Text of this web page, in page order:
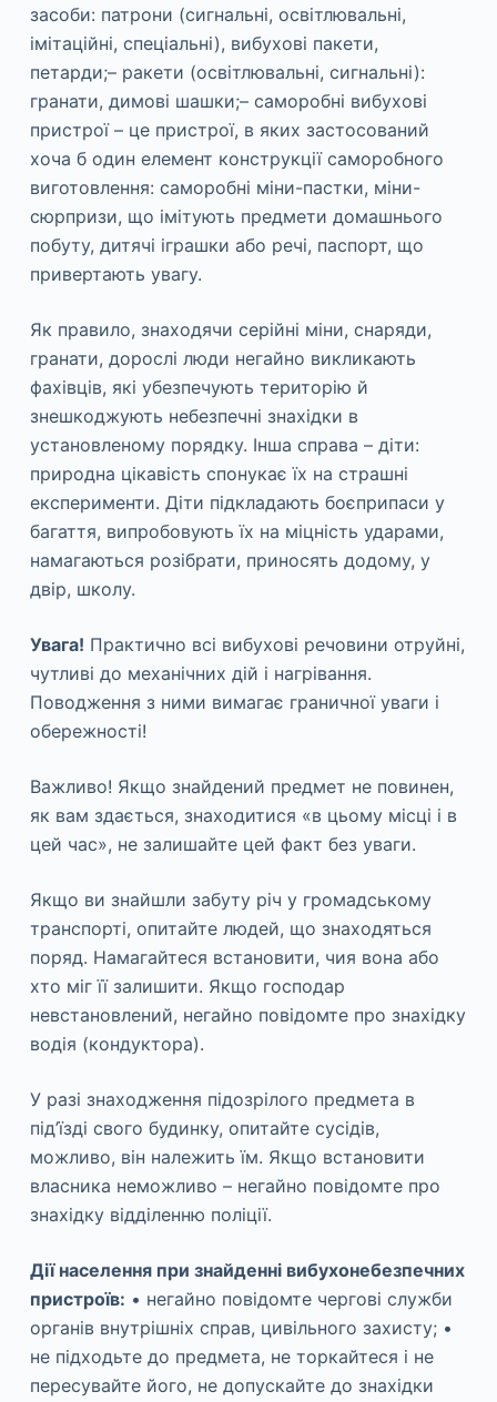
засоби: патрони (сигнальні, освітлювальні,
імітаційні, спеціальні), вибухові пакети,
петарди;– ракети (освітлювальні, сигнальні):
гранати, димові шашки;– саморобні вибухові
пристрої – це пристрої, в яких застосований
хоча б один елемент конструкції саморобного
виготовлення: саморобні міни-пастки, міни-
сюрпризи, що імітують предмети домашнього
побуту, дитячі іграшки або речі, паспорт, що
привертають увагу.
Як правило, знаходячи серійні міни, снаряди,
гранати, дорослі люди негайно викликають
фахівців, які убезпечують територію й
знешкоджують небезпечні знахідки в
установленому порядку. Інша справа – діти:
природна цікавість спонукає їх на страшні
експерименти. Діти підкладають боєприпаси у
багаття, випробовують їх на міцність ударами,
намагаються розібрати, приносять додому, у
двір, школу.
Увага! Практично всі вибухові речовини отруйні,
чутливі до механічних дій і нагрівання.
Поводження з ними вимагає граничної уваги і
обережності!
Важливо! Якщо знайдений предмет не повинен,
як вам здається, знаходитися «в цьому місці і в
цей час», не залишайте цей факт без уваги.
Якщо ви знайшли забуту річ у громадському
транспорті, опитайте людей, що знаходяться
поряд. Намагайтеся встановити, чия вона або
хто міг її залишити. Якщо господар
невстановлений, негайно повідомте про знахідку
водія (кондуктора).
У разі знаходження підозрілого предмета в
під’їзді свого будинку, опитайте сусідів,
можливо, він належить їм. Якщо встановити
власника неможливо – негайно повідомте про
знахідку відділенню поліції.
Дії населення при знайденні вибухонебезпечних
пристроїв: • негайно повідомте чергові служби
органів внутрішніх справ, цивільного захисту; •
не підходьте до предмета, не торкайтеся і не
пересувайте його, не допускайте до знахідки